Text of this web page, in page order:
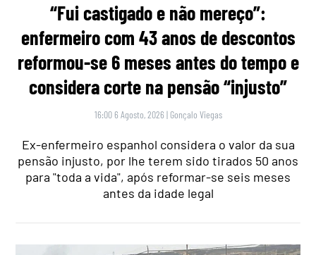
“Fui castigado e não mereço”:
enfermeiro com 43 anos de descontos
reformou-se 6 meses antes do tempo e
considera corte na pensão “injusto”
16:00 6 Agosto, 2026 | Gonçalo Viegas
Ex-enfermeiro espanhol considera o valor da sua
pensão injusto, por lhe terem sido tirados 50 anos
para "toda a vida", após reformar-se seis meses
antes da idade legal